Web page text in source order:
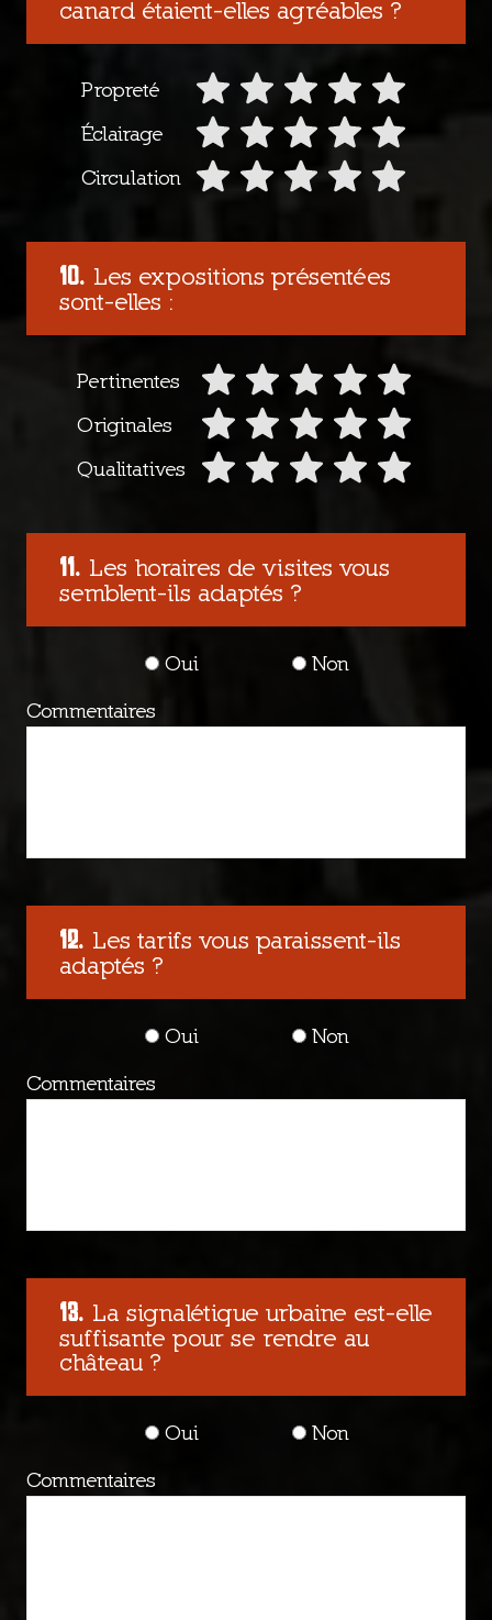
canard étaient-elles agréables ?
Propreté
Éclairage
Circulation
Les expositions présentées
sont-elles :
Pertinentes
Originales
Qualitatives
Les horaires de visites vous
semblent-ils adaptés ?
Oui Non
Commentaires
Les tarifs vous paraissent-ils
adaptés ?
Oui Non
Commentaires
La signalétique urbaine est-elle
suffisante pour se rendre au
château ?
Oui Non
Commentaires